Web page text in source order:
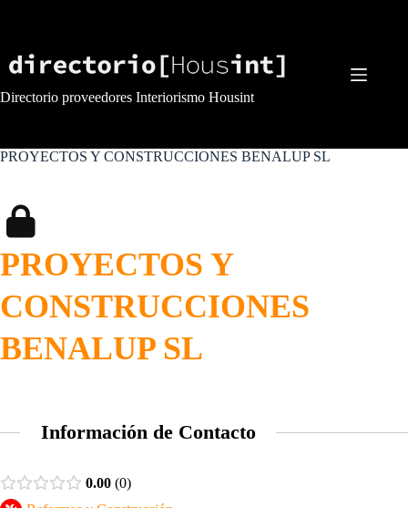
Directorio proveedores Interiorismo Housint
PROYECTOS Y CONSTRUCCIONES BENALUP SL
PROYECTOS Y
CONSTRUCCIONES
BENALUP SL
Información de Contacto
0.00 0